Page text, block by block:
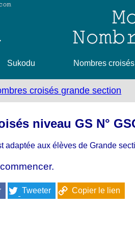
Sukodu Nombres croisés
croisés grande section
niveau GS N°
adaptée aux élèves de Grande
Tweeter Copier le lien